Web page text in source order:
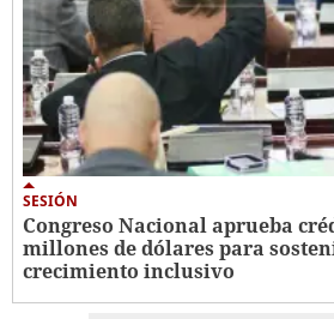
SESIÓN
Congreso Nacional aprueba
millones de dólares para
crecimiento inclusivo